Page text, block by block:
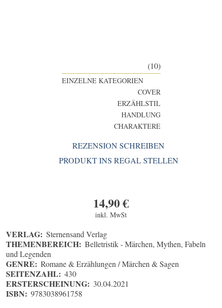
(10)
EINZELNE KATEGORIEN
COVER
ERZÄHLSTIL
HANDLUNG
CHARAKTERE
REZENSION SCHREIBEN
PRODUKT INS REGAL STELLEN
14,90€
inkl. MwSt
VERLAG: Sternensand Verlag
THEMENBEREICH: Belletristik - Märchen, Mythen, Fabeln
und Legenden
GENRE: Romane & Erzählungen / Märchen & Sagen
SEITENZAHL: 430
ERSTERSCHEINUNG: 30.04.2021
ISBN: 9783038961758